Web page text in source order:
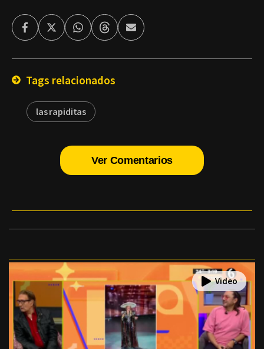
FacebookTwitterWhatsappThreadsEnviar
por
Tags relacionados
las rapiditas
Ver Comentarios